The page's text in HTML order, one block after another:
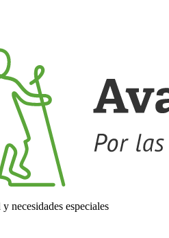
necesidades especiales